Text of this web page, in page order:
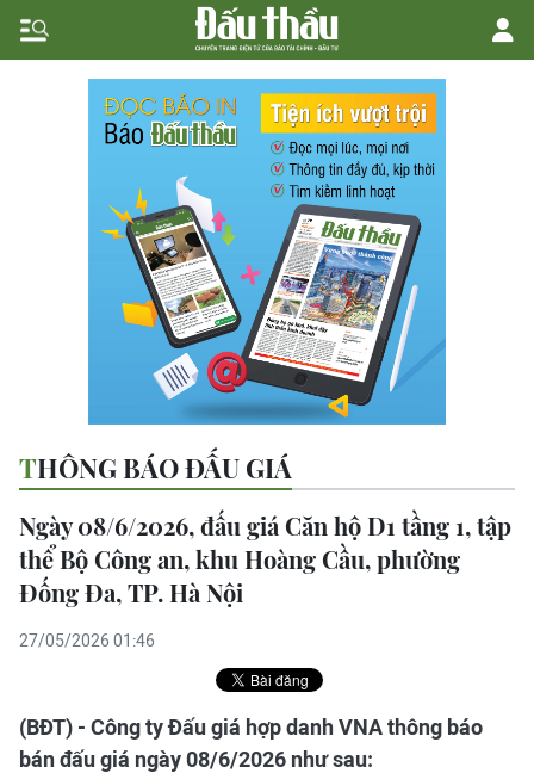
THÔNG BÁO ĐẤU GIÁ
Ngày 08/6/2026, đấu giá Căn hộ D1 tầng 1, tập
thể Bộ Công an, khu Hoàng Cầu, phường
Đống Đa, TP. Hà Nội
27/05/2026 01:46
(BĐT) - Công ty Đấu giá hợp danh VNA thông báo
bán đấu giá ngày 08/6/2026 như sau: